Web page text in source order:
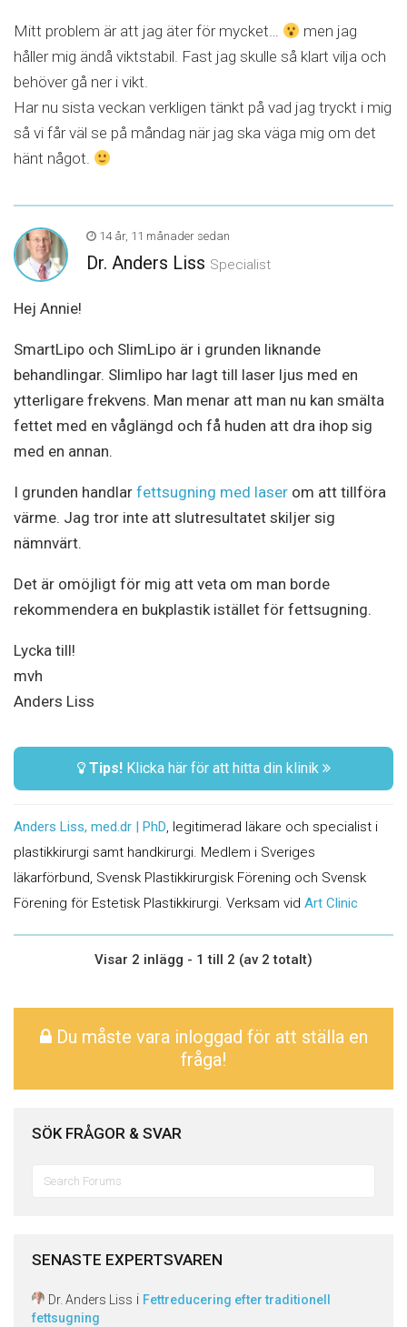
Mitt problem är att jag äter för mycket…
men jag
håller mig ändå viktstabil. Fast jag skulle så klart vilja och
behöver gå ner i vikt.
Har nu sista veckan verkligen tänkt på vad jag tryckt i mig
så vi får väl se på måndag när jag ska väga mig om det
hänt något.
14 år, 11 månader sedan
Dr. Anders Liss Specialist
Hej Annie!
SmartLipo och SlimLipo är i grunden liknande
behandlingar. Slimlipo har lagt till laser ljus med en
ytterligare frekvens. Man menar att man nu kan smälta
fettet med en våglängd och få huden att dra ihop sig
med en annan.
I grunden handlar fettsugning med laser om att tillföra
värme. Jag tror inte att slutresultatet skiljer sig
nämnvärt.
Det är omöjligt för mig att veta om man borde
rekommendera en bukplastik istället för fettsugning.
Lycka till!
mvh
Anders Liss
Tips!Klicka här för att hitta din klinik
Anders Liss, med.dr | PhD, legitimerad läkare och specialist i
plastikkirurgi samt handkirurgi. Medlem i Sveriges
läkarförbund, Svensk Plastikkirurgisk Förening och Svensk
Förening för Estetisk Plastikkirurgi. Verksam vid Art Clinic
Visar 2 inlägg - 1 till 2 (av 2 totalt)
Du måste vara inloggad för att ställa en
fråga!
SÖK FRÅGOR & SVAR
SENASTE EXPERTSVAREN
Dr. Anders Liss i Fettreducering efter traditionell
fettsugning